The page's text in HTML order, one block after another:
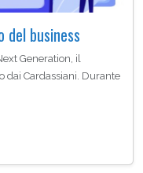
del business
Generation, il
dai Cardassiani. Durante